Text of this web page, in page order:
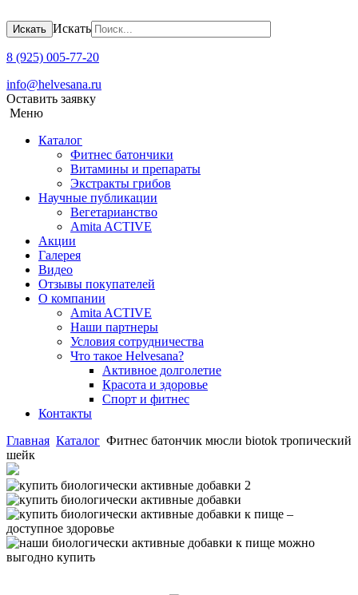
Искать Искать
8 (925) 005-77-20
info@helvesana.ru
Оставить заявку
Меню
Каталог
Фитнес батончики
Витамины и препараты
Экстракты грибов
Научные публикации
Вегетарианство
Amita ACTIVE
Акции
Галерея
Видео
Отзывы покупателей
О компании
Amita ACTIVЕ
Наши партнеры
Условия сотрудничества
Что такое Helvesana?
Активное долголетие
Красота и здоровье
Спорт и фитнес
Контакты
Главная Каталог Фитнес батончик мюсли biotok тропический
шейк